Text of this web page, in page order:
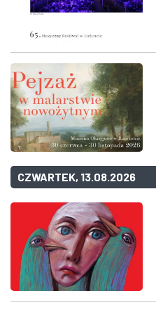
CZWARTEK, 13.08.2026